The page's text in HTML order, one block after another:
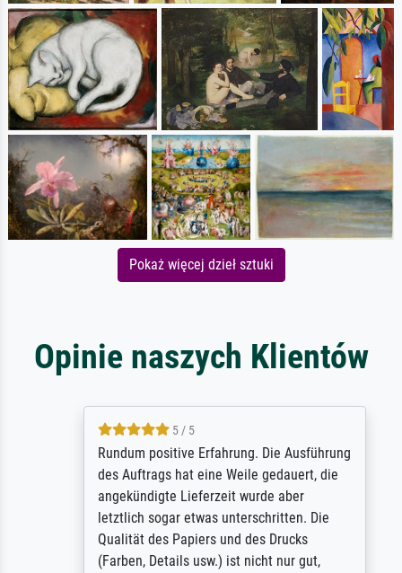
Pokaż więcej dzieł sztuki
Opinie naszych Klientów
5 / 5
Rundum positive Erfahrung. Die Ausführung
des Auftrags hat eine Weile gedauert, die
angekündigte Lieferzeit wurde aber
letztlich sogar etwas unterschritten. Die
Qualität des Papiers und des Drucks
(Farben, Details usw.) ist nicht nur gut,